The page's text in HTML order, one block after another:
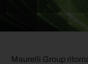
Maurelli Group